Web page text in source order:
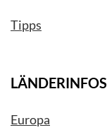
Tipps
LÄNDERINFOS
Europa